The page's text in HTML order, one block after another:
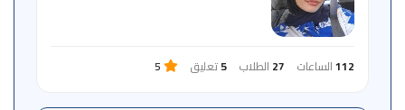
112الساعات 27 الطلاب 5تعليق 5